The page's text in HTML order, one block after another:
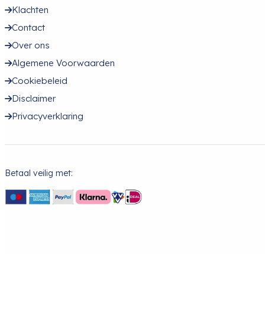
Klachten
Contact
Over ons
Algemene Voorwaarden
Cookiebeleid
Disclaimer
Privacyverklaring
Betaal veilig met: